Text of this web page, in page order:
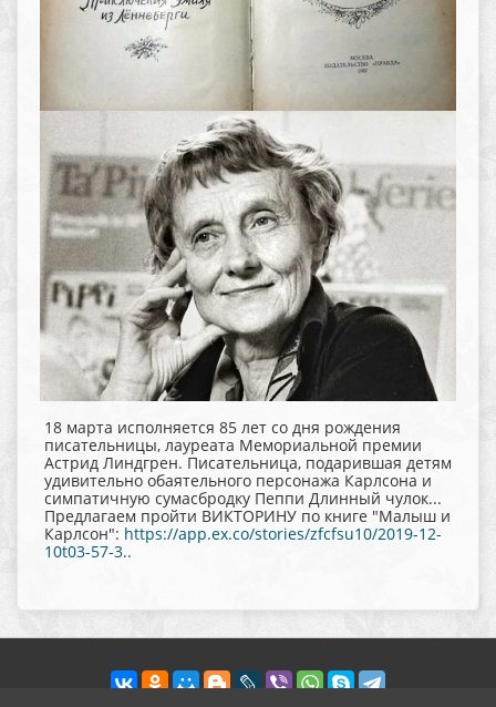
18 марта исполняется 85 лет со дня рождения
писательницы, лауреата Мемориальной премии
Астрид Линдгрен. Писательница, подарившая детям
удивительно обаятельного персонажа Карлсона и
симпатичную сумасбродку Пеппи Длинный чулок...
Предлагаем пройти ВИКТОРИНУ по книге "Малыш и
Карлсон": https://app.ex.co/stories/zfcfsu10/2019-12-
10t03-57-3..